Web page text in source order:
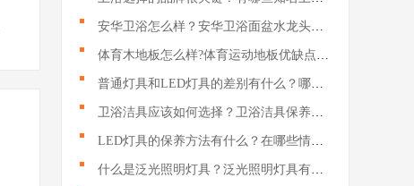
安华卫浴怎么样？安华卫浴面盆水龙头应该如何搭配？
体育木地板怎么样?体育运动地板优缺点有哪些?
普通灯具和LED灯具的差别有什么？哪种LED灯具更好呢？
卫浴洁具应该如何选择？卫浴洁具保养的时候需要注意哪些？
LED灯具的保养方法有什么？在哪些情况下回损坏？
什么是泛光照明灯具？泛光照明灯具有什么作用？